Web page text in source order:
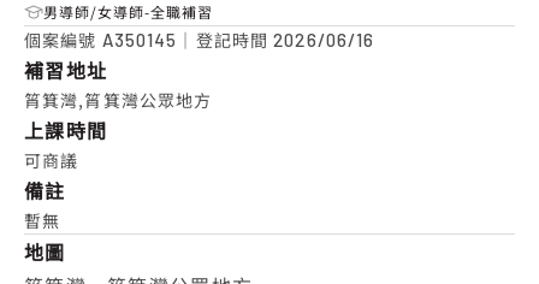
男導師/女導師-全職補習
個案編號 A350145 ｜登記時間2026/06/16
補習地址
筲箕灣,筲箕灣公眾地方
上課時間
可商議
備註
暫無
地圖